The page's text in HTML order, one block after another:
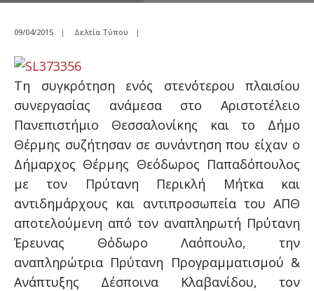
09/04/2015 | Δελτία Τύπου |
Τη συγκρότηση ενός στενότερου πλαισίου
συνεργασίας ανάμεσα στο Αριστοτέλειο
Πανεπιστήμιο Θεσσαλονίκης και το Δήμο
Θέρμης συζήτησαν σε συνάντηση που είχαν ο
Δήμαρχος Θέρμης Θεόδωρος Παπαδόπουλος
με τον Πρύτανη Περικλή Μήτκα και
αντιδημάρχους και αντιπροσωπεία του ΑΠΘ
αποτελούμενη από τον αναπληρωτή Πρύτανη
Έρευνας Θόδωρο Λαόπουλο, την
αναπληρώτρια Πρύτανη Προγραμματισμού &
Ανάπτυξης Δέσποινα Κλαβανίδου, τον